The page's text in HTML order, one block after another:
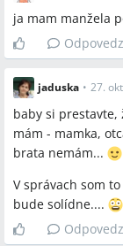
ja mam manžela
Odpovedz
jaduska • 27.
baby si prestavte,
mám - mamka,
brata nemám...
V správach som
bude solídne....
Odpovedz